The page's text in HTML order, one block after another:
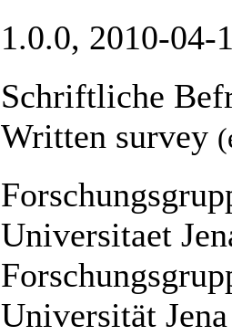
1.0.0, 2010-
Schriftliche
Written survey
Universitaet
Universität